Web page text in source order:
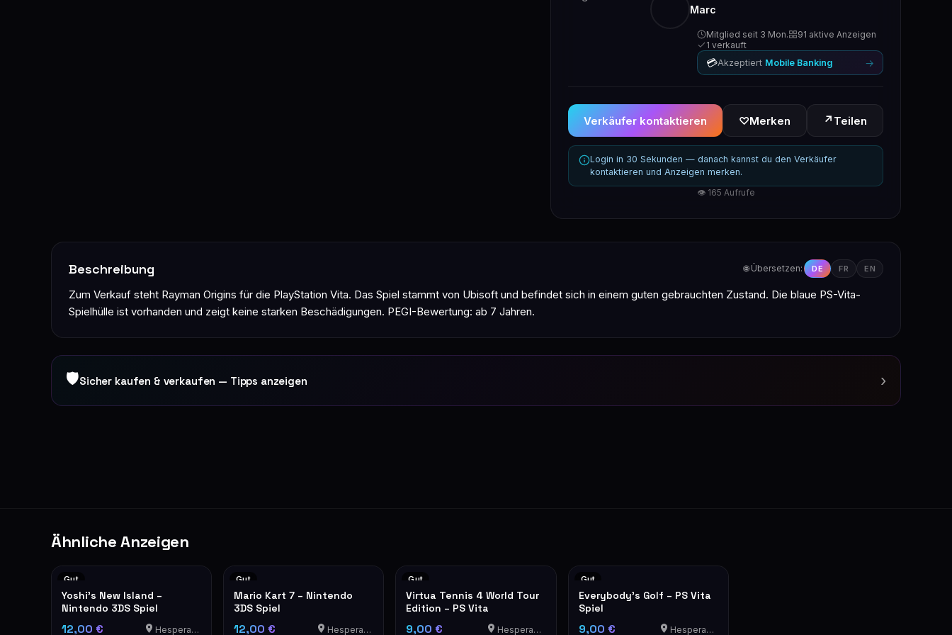
Marc
Mitglied seit 3 Mon.
91 aktive Anzeigen
1 verkauft
💳Akzeptiert Mobile Banking →
Verkäufer kontaktieren ♡Merken ↗ Teilen
Login in 30 Sekunden — danach kannst du den Verkäufer
kontaktieren und Anzeigen merken.
👁 165 Aufrufe
Beschreibung 🌐 Übersetzen: DE FR EN
Zum Verkauf steht Rayman Origins für die PlayStation Vita. Das Spiel stammt von Ubisoft und befindet sich in einem guten gebrauchten Zustand. Die blaue PS-Vita-
Spielhülle ist vorhanden und zeigt keine starken Beschädigungen. PEGI-Bewertung: ab 7 Jahren.
🛡Sicher kaufen & verkaufen — Tipps anzeigen ›
Ähnliche Anzeigen
Gut
Yoshi's New Island –
Nintendo 3DS Spiel
12,00 € Hesperange
Gut
Mario Kart 7 – Nintendo
3DS Spiel
12,00 € Hesperange
Gut
Virtua Tennis 4 World Tour
Edition – PS Vita
9,00 € Hesperange
Gut
Everybody's Golf – PS Vita
Spiel
9,00 € Hesperange